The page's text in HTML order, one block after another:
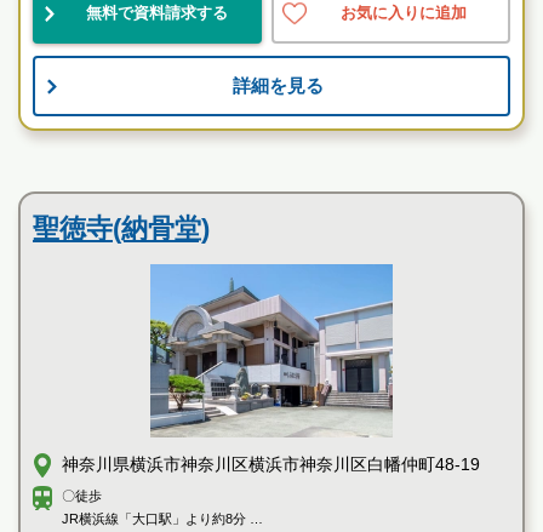
歩きやすさを追求したバリアフリー設計の霊園
お墓のことなら何でもご相談ください
す
新横浜中央霊園の特長
新横浜中央霊園の特徴
無料で資料請求する お気に入りに追加
詳細を見る
聖徳寺(納骨堂)
神奈川県横浜市神奈川区横浜市神奈川区白幡仲町48-19
〇徒歩
JR横浜線「大口駅」より約8分